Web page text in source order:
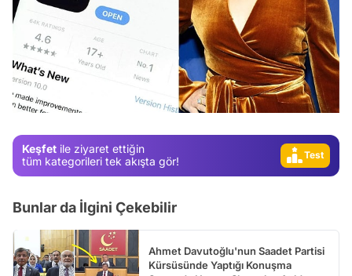
Keşfet ile ziyaret ettiğin
tüm kategorileri tek akışta gör!
Video
Gündem
Test
Bunlar da İlgini Çekebilir
Ahmet Davutoğlu'nun Saadet Partisi
Kürsüsünde Yaptığı Konuşma